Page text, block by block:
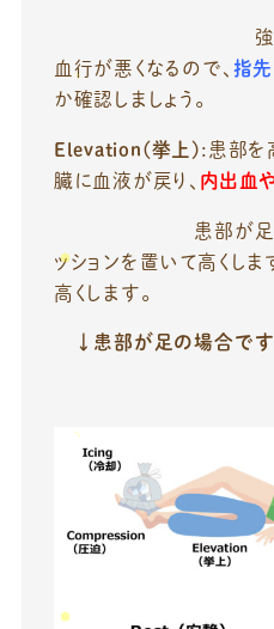
強く圧迫し
血行が悪くなるので、 指先
か確認しましょう。
Elevation(挙上):患部を
臓に血液が戻り、 内出血
患部が足の場合
ッションを置いて高くし
高くします。
↓患部が足の場合です